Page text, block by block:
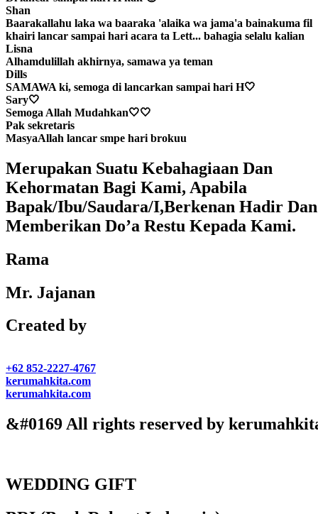
Shan
Baarakallahu laka wa baaraka 'alaika wa jama'a bainakuma fil
khairi lancar sampai hari acara ta Lett... bahagia selalu kalian
Lisna
Alhamdulillah akhirnya, samawa ya teman
Dills
SAMAWA ki, semoga di lancarkan sampai hari H🤍
Sary🤍
Semoga Allah Mudahkan🤍🤍
Pak sekretaris
MasyaAllah lancar smpe hari brokuu
Merupakan Suatu Kebahagiaan Dan
Kehormatan Bagi Kami, Apabila
Bapak/Ibu/Saudara/I,Berkenan Hadir Dan
Memberikan Do’a Restu Kepada Kami.
Rama
Mr. Jajanan
Created by
+62 852-2227-4767
kerumahkita.com
kerumahkita.com
&#0169 All rights reserved by
WEDDING GIFT